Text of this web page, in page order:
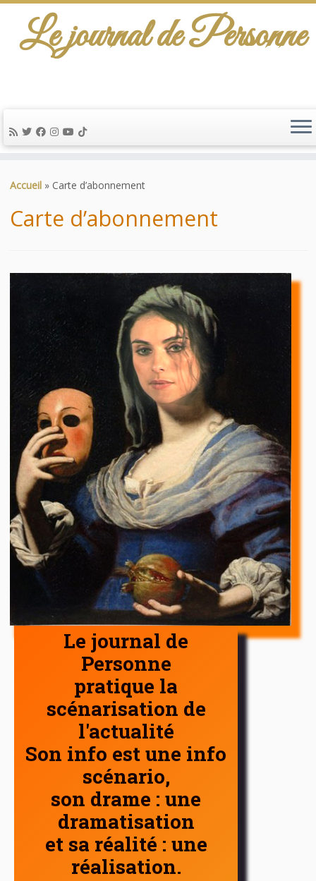
au
Le journal de Personne
Accueil » Carte d’abonnement
Carte d’abonnement
Le journal de
Personne
pratique la
scénarisation de
l'actualité
Son info est une info
scénario,
son drame : une
dramatisation
et sa réalité : une
réalisation.